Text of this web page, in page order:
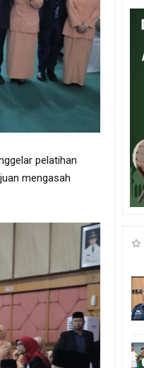
pelatihan
mengasah